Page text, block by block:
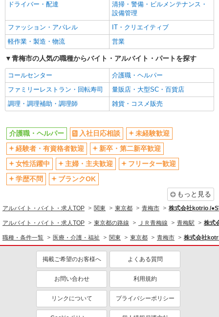
フリーター歓迎
学歴不問
ブランクOK
ミドル（40代～）活躍中
エルダー（50代～）活躍中
シニア（60代～）活躍中
高収入・高額
ボーナス・賞与あり
昇給あり
完全週休2日制
フルタイム歓迎
禁煙・分煙
駅直結・駅チカ
車通勤OK
バイク通勤OK
自転車通勤OK
社会保険あり
産休・育休取得実績あり
退職金・財形貯蓄制度あり
各種手当（家族・役職・インセン
ティブなど）あり
制服貸与
研修制度あり
資格取得支援制度あり
医療・介護・福祉
介護職・ヘルパー
同じ特徴から求人を探す
未経験歓迎
ミドル（40代～）活躍中
ボーナス・賞与あり
車通勤OK
社会保険あり
産休・育休取得実績あり
ドライバー・配達
清掃・警備・ビルメンテナンス・
設備管理
ファッション・アパレル
IT・クリエイティブ
軽作業・製造・物流
営業
青梅市の人気の職種からバイト・アルバイト・パートを探す
コールセンター
介護職・ヘルパー
ファミリーレストラン・回転寿司
量販店・大型SC・百貨店
調理・調理補助・調理師
雑貨・コスメ販売
介護職・ヘルパー 入社日応相談
未経験歓迎
経験者・有資格者歓迎
新卒・第二新卒歓迎
女性活躍中
主婦・主夫歓迎
フリーター歓迎
学歴不問
ブランクOK
もっと見る
アルバイト・バイト・求人TOP 関東 東京都 青梅市 株式会社kotrio /
アルバイト・バイト・求人TOP 東京都の路線 ＪＲ青梅線 青梅駅 株式
職種・条件一覧 医療・介護・福祉 関東 東京都 青梅市 株式会社
掲載ご希望のお客様へ よくある質問
お問い合わせ 利用規約
リンクについて プライバシーポリシー